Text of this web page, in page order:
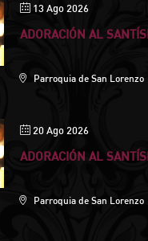
13 Ago 2026
ADORACIÓN AL
Parroquia de San Lorenzo
20 Ago 2026
ADORACIÓN AL
Parroquia de San Lorenzo